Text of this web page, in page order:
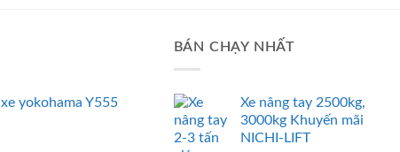
yokohama Y555
BÁN CHẠY NHẤT
Xe nâng tay 2500kg,
3000kg Khuyến mãi
NICHI-LIFT